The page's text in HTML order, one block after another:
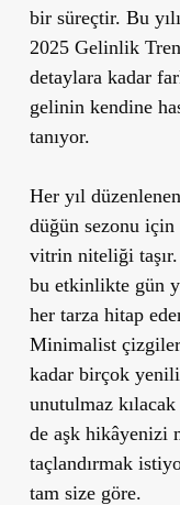
bir süreçtir. Bu
2025 Gelinlik
detaylara kadar
gelinin kendine
tanıyor.
Her yıl düzenlenen
düğün sezonu
vitrin niteliği
bu etkinlikte gün
her tarza hitap
Minimalist
kadar birçok
unutulmaz
de aşk hikâyenizi
taçlandırmak
tam size göre.